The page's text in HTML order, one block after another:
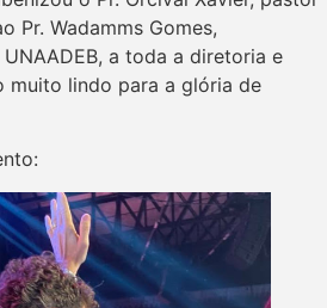
Pr. Wadamms Gomes,
a toda a diretoria e
muito lindo para a glória de